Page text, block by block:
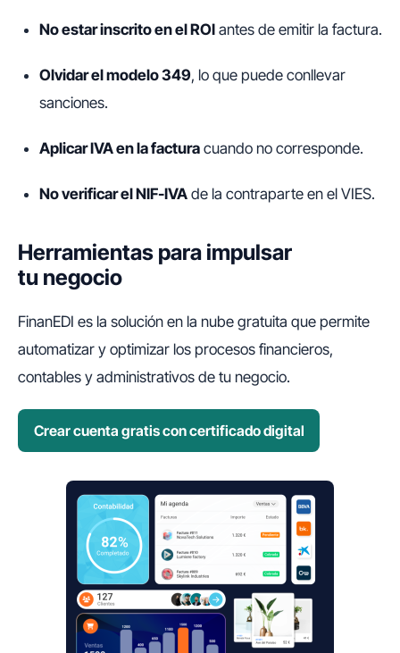
No estar inscrito en el ROI antes de emitir la factura.
Olvidar el modelo 349, lo que puede conllevar
sanciones.
Aplicar IVA en la factura cuando no corresponde.
No verificar el NIF-IVA de la contraparte en el VIES.
Herramientas para impulsar
tu negocio
FinanEDI es la solución en la nube gratuita que permite
automatizar y optimizar los procesos financieros,
contables y administrativos de tu negocio.
Crear cuenta gratis con certificado digital